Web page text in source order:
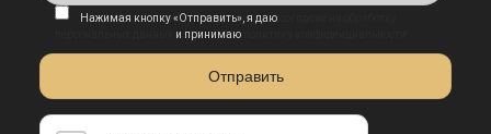
Нажимая кнопку «Отправить», я даю
и принимаю